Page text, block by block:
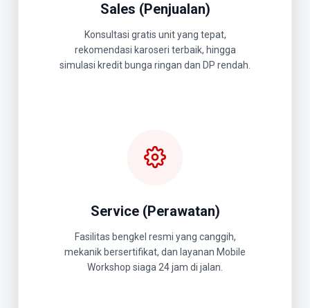
Sales (Penjualan)
Konsultasi gratis unit yang tepat,
rekomendasi karoseri terbaik, hingga
simulasi kredit bunga ringan dan DP rendah.
Service (Perawatan)
Fasilitas bengkel resmi yang canggih,
mekanik bersertifikat, dan layanan Mobile
Workshop siaga 24 jam di jalan.